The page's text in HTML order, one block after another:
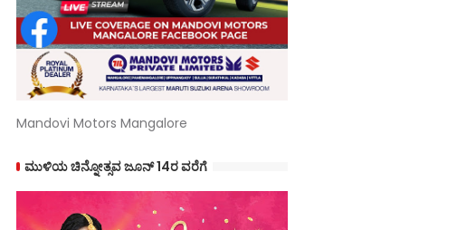
Mandovi Motors Mangalore
ಮುಳಿಯ ಚಿನ್ನೋತ್ಸವ ಜೂನ್ 14ರ ವರೆಗೆ